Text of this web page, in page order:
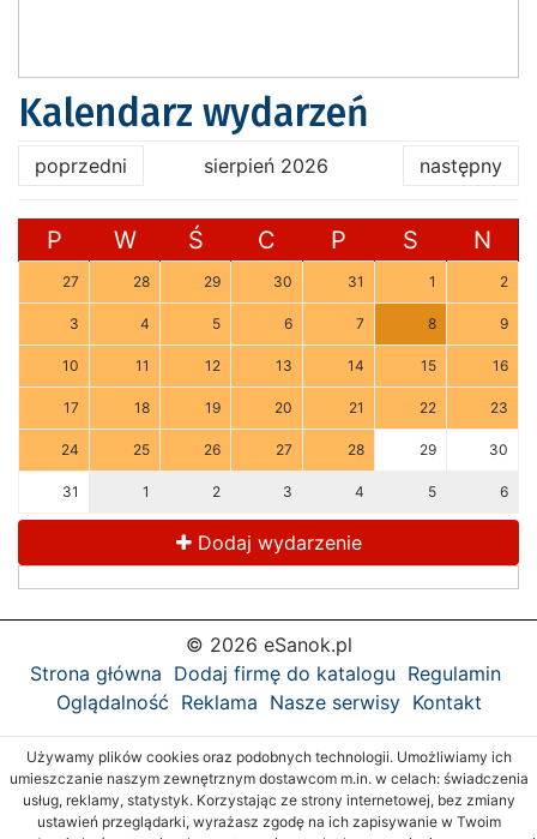
Kalendarz wydarzeń
poprzedni sierpień 2026 następny
P W Ś C P S N
27 28 29 30 31 1 2
3 4 5 6 7 8 9
10 11 12 13 14 15 16
17 18 19 20 21 22 23
24 25 26 27 28 29 30
31 1 2 3 4 5 6
Dodaj wydarzenie
© 2026 eSanok.pl
Strona główna Dodaj firmę do katalogu Regulamin
Oglądalność Reklama Nasze serwisy Kontakt
Używamy plików cookies oraz podobnych technologii. Umożliwiamy ich
umieszczanie naszym zewnętrznym dostawcom m.in. w celach: świadczenia
usług, reklamy, statystyk. Korzystając ze strony internetowej, bez zmiany
ustawień przeglądarki, wyrażasz zgodę na ich zapisywanie w Twoim